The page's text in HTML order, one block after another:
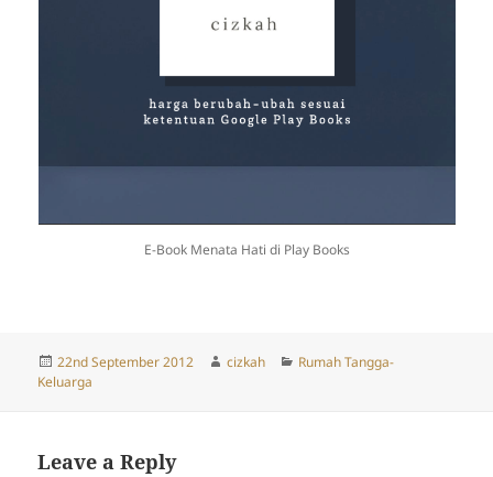
E-Book Menata Hati di Play Books
Posted
on
22nd September 2012 Author
cizkah Categories
Rumah Tangga-
Keluarga
Leave a Reply